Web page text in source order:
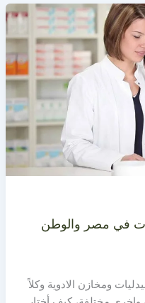
في مصر والوطن
ومخازن الادوية وكلاً